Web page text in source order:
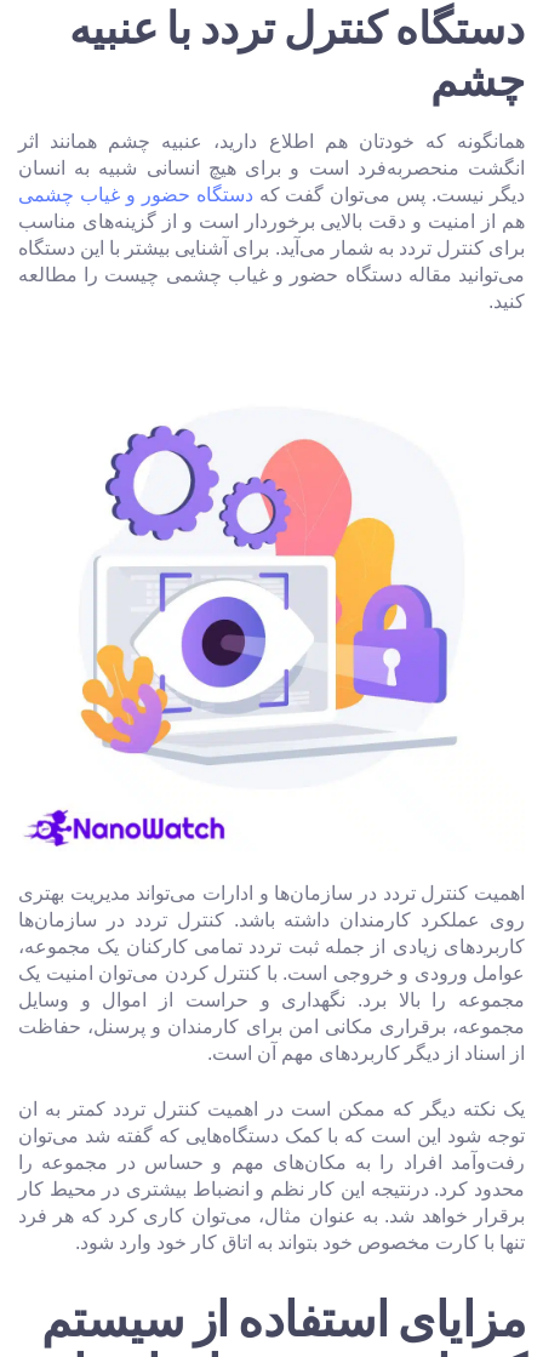
دستگاه کنترل تردد با عنبیه
چشم
همانگونه که خودتان هم اطلاع دارید، عنبیه چشم همانند اثر
انگشت منحصربه‌فرد است و برای هیچ انسانی شبیه به انسان
دیگر نیست. پس می‌توان گفت که دستگاه حضور و غیاب چشمی
هم از امنیت و دقت بالایی برخوردار است و از گزینه‌های مناسب
برای کنترل تردد به شمار می‌آید. برای آشنایی بیشتر با این دستگاه
می‌توانید مقاله دستگاه حضور و غیاب چشمی چیست را مطالعه
کنید.
اهمیت کنترل تردد در سازمان‌ها و ادارات می‌تواند مدیریت بهتری
روی عملکرد کارمندان داشته باشد. کنترل تردد در سازمان‌ها
کاربردهای زیادی از جمله ثبت تردد تمامی کارکنان یک مجموعه،
عوامل ورودی و خروجی است. با کنترل کردن می‌توان امنیت یک
مجموعه را بالا برد. نگهداری و حراست از اموال و وسایل
مجموعه، برقراری مکانی امن برای کارمندان و پرسنل، حفاظت
از اسناد از دیگر کاربردهای مهم آن است.
یک نکته دیگر که ممکن است در اهمیت کنترل تردد کمتر به ان
توجه شود این است که با کمک دستگاه‌هایی که گفته شد می‌توان
رفت‌وآمد افراد را به مکان‌های مهم و حساس در مجموعه را
محدود کرد. درنتیجه این کار نظم و انضباط بیشتری در محیط کار
برقرار خواهد شد. به عنوان مثال، می‌توان کاری کرد که هر فرد
تنها با کارت مخصوص خود بتواند به اتاق کار خود وارد شود.
مزایای استفاده از سیستم